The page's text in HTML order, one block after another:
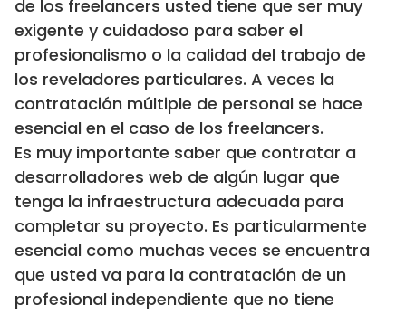
de los freelancers usted tiene que ser muy
exigente y cuidadoso para saber el
profesionalismo o la calidad del trabajo de
los reveladores particulares. A veces la
contratación múltiple de personal se hace
esencial en el caso de los freelancers.
Es muy importante saber que contratar a
desarrolladores web de algún lugar que
tenga la infraestructura adecuada para
completar su proyecto. Es particularmente
esencial como muchas veces se encuentra
que usted va para la contratación de un
profesional independiente que no tiene